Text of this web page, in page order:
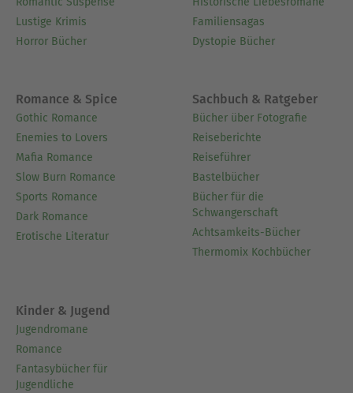
Lustige Krimis
Horror Bücher
Familiensagas
Dystopie Bücher
Romance & Spice
Gothic Romance
Enemies to Lovers
Mafia Romance
Slow Burn Romance
Sports Romance
Dark Romance
Erotische Literatur
Sachbuch & Ratgeber
Bücher über Fotografie
Reiseberichte
Reiseführer
Bastelbücher
Bücher für die
Schwangerschaft
Achtsamkeits-Bücher
Thermomix Kochbücher
Kinder & Jugend
Jugendromane
Romance
Fantasybücher für
Jugendliche